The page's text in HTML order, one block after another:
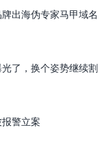
出海伪专家马甲域名
光了，换个姿势继续割
警立案